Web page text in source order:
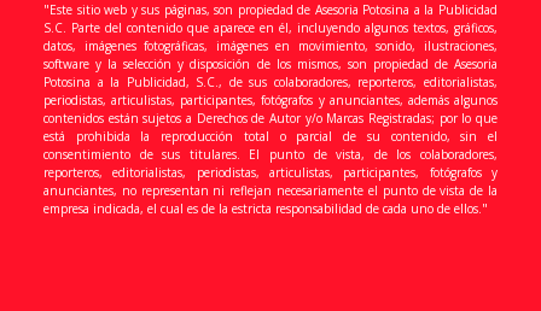
"Este sitio web y sus páginas, son propiedad de Asesoria Potosina a la Publicidad
S.C. Parte del contenido que aparece en él, incluyendo algunos textos, gráficos,
datos, imágenes fotográficas, imágenes en movimiento, sonido, ilustraciones,
software y la selección y disposición de los mismos, son propiedad de Asesoria
Potosina a la Publicidad, S.C., de sus colaboradores, reporteros, editorialistas,
periodistas, articulistas, participantes, fotógrafos y anunciantes, además algunos
contenidos están sujetos a Derechos de Autor y/o Marcas Registradas; por lo que
está prohibida la reproducción total o parcial de su contenido, sin el
consentimiento de sus titulares. El punto de vista, de los colaboradores,
reporteros, editorialistas, periodistas, articulistas, participantes, fotógrafos y
anunciantes, no representan ni reflejan necesariamente el punto de vista de la
empresa indicada, el cual es de la estricta responsabilidad de cada uno de ellos."